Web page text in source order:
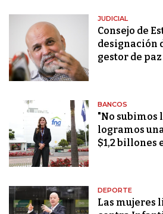
JUDICIAL
Consejo de
designación
gestor de paz
BANCOS
"No subimos
logramos
$1,2 billones
DEPORTE
Las mujeres